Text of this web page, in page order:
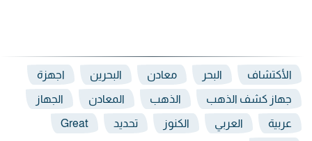
الأكتشاف البحر معادن البحرين اجهزة
جهاز كشف الذهب الذهب المعادن الجهاز
عربية العربي الكنوز تحديد Great